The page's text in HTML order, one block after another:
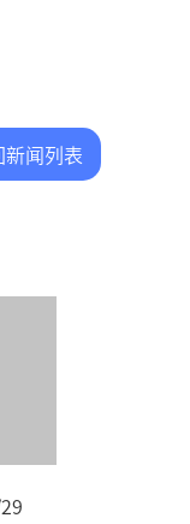
新闻列表